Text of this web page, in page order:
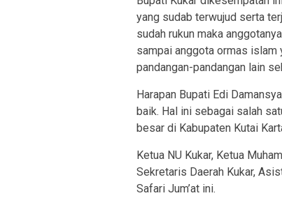
yang sudab terwujud serta
sudah rukun maka
sampai anggota ormas islam
pandangan-pandangan lain
Harapan Bupati Edi
baik. Hal ini sebagai salah
besar di Kabupaten Kutai
Ketua NU Kukar, Ketua
Sekretaris Daerah Kukar,
Safari Jum’at ini.